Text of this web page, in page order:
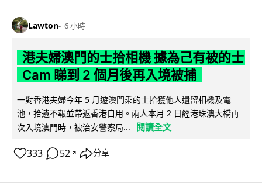
Lawton 6 小時
港夫婦澳門的士拾相機 據為己有被的士
Cam 睇到 2 個月後再入境被捕
一對香港夫婦今年 5 月遊澳門乘的士拾獲他人遺留相機及電
池，拾遺不報並帶返香港自用。兩人本月 2 日經港珠澳大橋再
次入境澳門時，被治安警察局...
閱讀全文
333 52 ↗ 分享